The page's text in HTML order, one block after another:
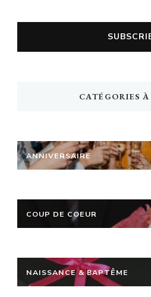
CATÉGORIES
ANNIVERSAIRE
COUP DE COEUR
NAISSANCE & BAPTÊME